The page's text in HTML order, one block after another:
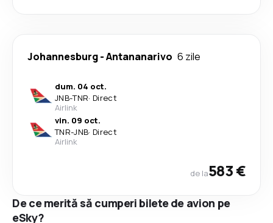
Johannesburg-Antananarivo 6 zile
dum. 04 oct.
JNB-TNR· Direct
Airlink
vin. 09 oct.
TNR-JNB· Direct
Airlink
de la583 €
De ce merită să cumperi bilete de avion pe
eSky?